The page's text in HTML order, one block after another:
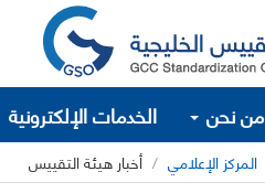
من نحن الخدمات الإلكترونية
المركز الإعلامي أخبار هيئة التقييس